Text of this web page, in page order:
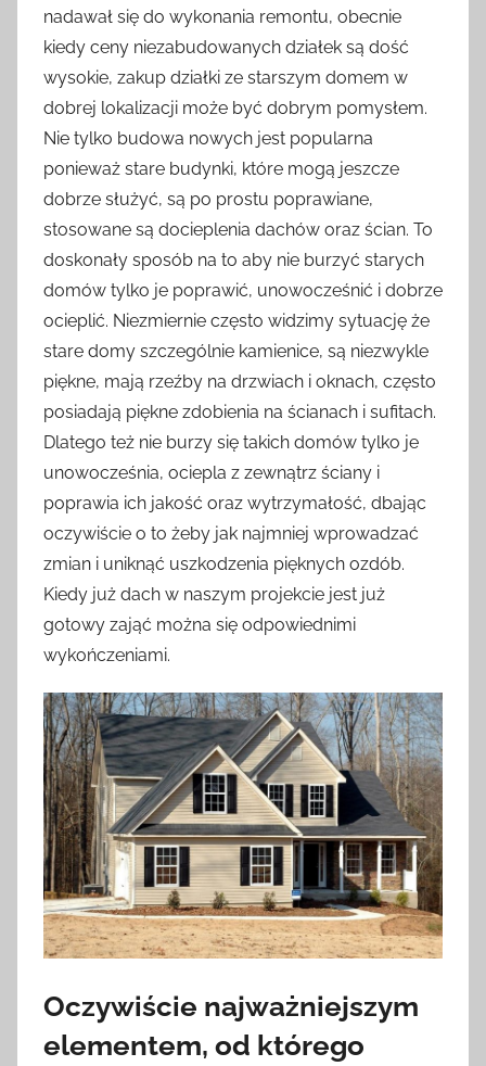
nadawał się do wykonania remontu, obecnie
kiedy ceny niezabudowanych działek są dość
wysokie, zakup działki ze starszym domem w
dobrej lokalizacji może być dobrym pomysłem.
Nie tylko budowa nowych jest popularna
ponieważ stare budynki, które mogą jeszcze
dobrze służyć, są po prostu poprawiane,
stosowane są docieplenia dachów oraz ścian. To
doskonały sposób na to aby nie burzyć starych
domów tylko je poprawić, unowocześnić i dobrze
ocieplić. Niezmiernie często widzimy sytuację że
stare domy szczególnie kamienice, są niezwykle
piękne, mają rzeźby na drzwiach i oknach, często
posiadają piękne zdobienia na ścianach i sufitach.
Dlatego też nie burzy się takich domów tylko je
unowocześnia, ociepla z zewnątrz ściany i
poprawia ich jakość oraz wytrzymałość, dbając
oczywiście o to żeby jak najmniej wprowadzać
zmian i uniknąć uszkodzenia pięknych ozdób.
Kiedy już dach w naszym projekcie jest już
gotowy zająć można się odpowiednimi
wykończeniami.
Oczywiście najważniejszym
elementem, od którego